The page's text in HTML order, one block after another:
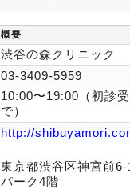
概要
渋谷の森クリニック
03-3409-5959
10:00〜19:00（初診
で）
http://
東京都渋谷区神宮前
パーク4階